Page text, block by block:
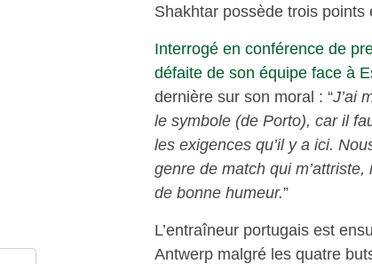
Shakhtar possède trois
Interrogé en conférence de
défaite de son équipe face à
dernière sur son moral : “J’ai
le symbole (de Porto), car il
les exigences qu’il y a ici.
genre de match qui
de bonne humeur.”
L’entraîneur portugais est
Antwerp malgré les quatre